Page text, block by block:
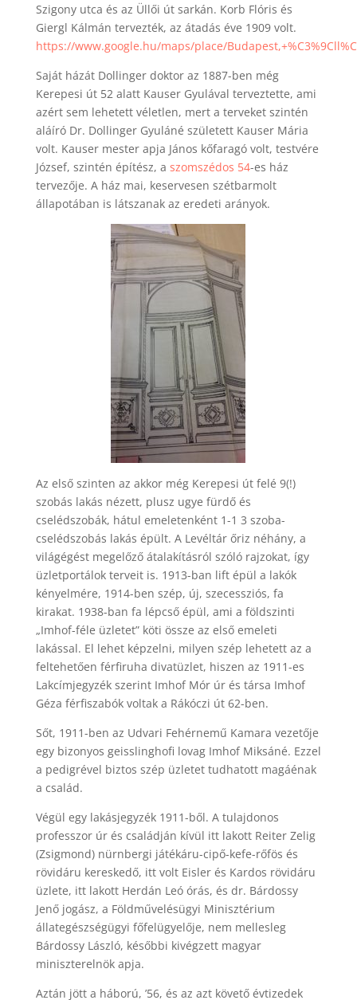
Szigony utca és az Üllői út sarkán. Korb Flóris és
Giergl Kálmán tervezték, az átadás éve 1909 volt.
https://www.google.hu/maps/place/
Saját házát Dollinger doktor az 1887-ben még
Kerepesi út 52 alatt Kauser Gyulával terveztette, ami
azért sem lehetett véletlen, mert a terveket szintén
aláíró Dr. Dollinger Gyuláné született Kauser Mária
volt. Kauser mester apja János kőfaragó volt, testvére
József, szintén építész, a szomszédos 54-es ház
tervezője. A ház mai, keservesen szétbarmolt
állapotában is látszanak az eredeti arányok.
Az első szinten az akkor még Kerepesi út felé 9(!)
szobás lakás nézett, plusz ugye fürdő és
cselédszobák, hátul emeletenként 1-1 3 szoba-
cselédszobás lakás épült. A Levéltár őriz néhány, a
világégést megelőző átalakításról szóló rajzokat, így
üzletportálok terveit is. 1913-ban lift épül a lakók
kényelmére, 1914-ben szép, új, szecessziós, fa
kirakat. 1938-ban fa lépcső épül, ami a földszinti
„Imhof-féle üzletet” köti össze az első emeleti
lakással. El lehet képzelni, milyen szép lehetett az a
feltehetően férfiruha divatüzlet, hiszen az 1911-es
Lakcímjegyzék szerint Imhof Mór úr és társa Imhof
Géza férfiszabók voltak a Rákóczi út 62-ben.
Sőt, 1911-ben az Udvari Fehérnemű Kamara vezetője
egy bizonyos geisslinghofi lovag Imhof Miksáné. Ezzel
a pedigrével biztos szép üzletet tudhatott magáénak
a család.
Végül egy lakásjegyzék 1911-ből. A tulajdonos
professzor úr és családján kívül itt lakott Reiter Zelig
(Zsigmond) nürnbergi játékáru-cipő-kefe-rőfös és
rövidáru kereskedő, itt volt Eisler és Kardos rövidáru
üzlete, itt lakott Herdán Leó órás, és dr. Bárdossy
Jenő jogász, a Földművelésügyi Minisztérium
állategészségügyi főfelügyelője, nem mellesleg
Bárdossy László, későbbi kivégzett magyar
miniszterelnök apja.
Aztán jött a háború, ’56, és az azt követő évtizedek